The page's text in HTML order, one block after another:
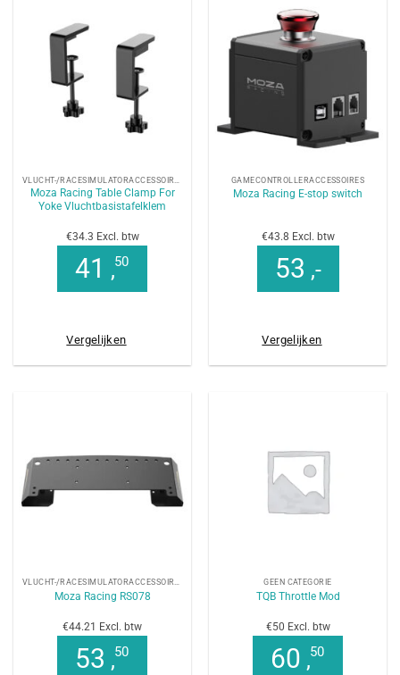
Moza Racing Table Clamp For
Yoke Vluchtbasistafelklem
€34.3 Excl. btw
41 ,50
Vergelijken
GAMECONTROLLERACCESSOIRES
Moza Racing E-stop switch
€43.8 Excl. btw
53 ,-
Vergelijken
VLUCHT-/RACESIMULATORACCESSOIRES
Moza Racing RS078
€44.21 Excl. btw
53 ,50
GEEN CATEGORIE
TQB Throttle Mod
€50 Excl. btw
60 ,50